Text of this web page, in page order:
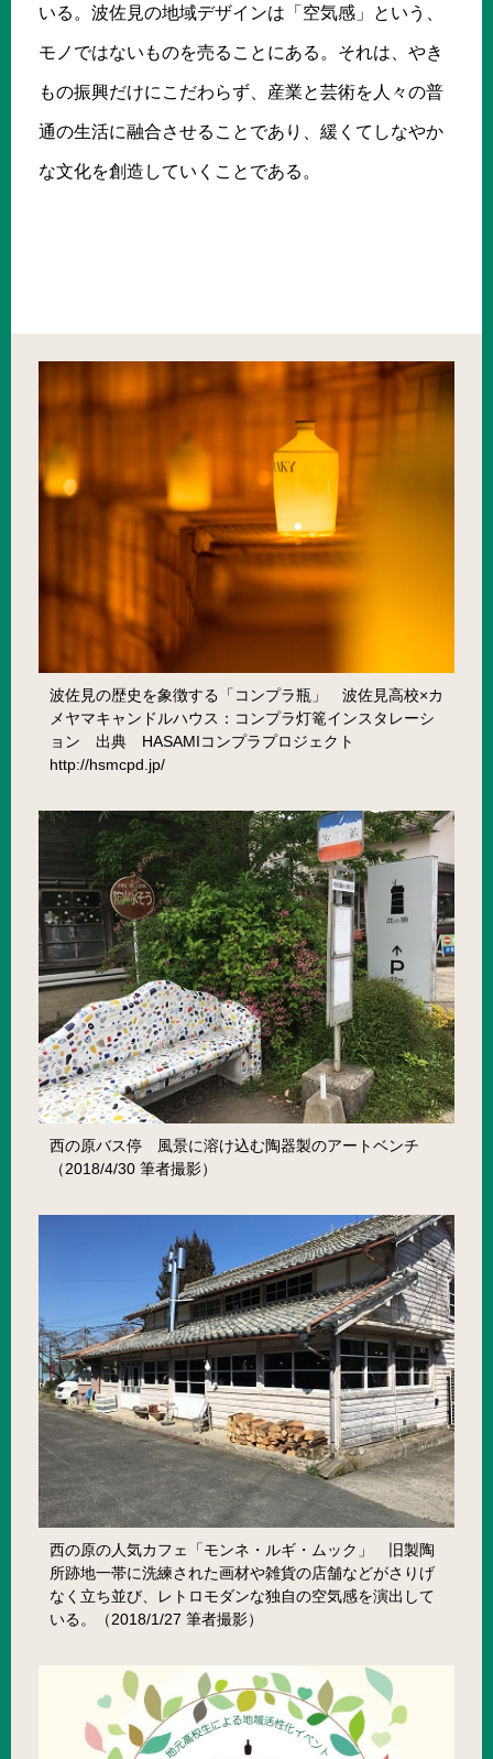
いる。波佐見の地域デザインは「空気感」という、
モノではないものを売ることにある。それは、やき
もの振興だけにこだわらず、産業と芸術を人々の普
通の生活に融合させることであり、緩くてしなやか
な文化を創造していくことである。
波佐見の歴史を象徴する「コンプラ瓶」 波佐見高校×カ
メヤマキャンドルハウス：コンプラ灯篭インスタレーシ
ョン 出典 HASAMIコンプラプロジェクト
http://hsmcpd.jp/
西の原バス停 風景に溶け込む陶器製のアートベンチ
（2018/4/30 筆者撮影）
西の原の人気カフェ「モンネ・ルギ・ムック」 旧製陶
所跡地一帯に洗練された画材や雑貨の店舗などがさりげ
なく立ち並び、レトロモダンな独自の空気感を演出して
いる。（2018/1/27 筆者撮影）